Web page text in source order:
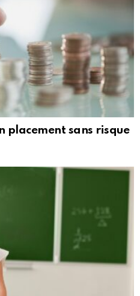
placement sans risque